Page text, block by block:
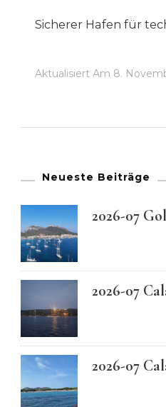
Sicherer Hafen für
Aktualisiert Am 8.
Neueste Beiträge
2026-07
2026-07
2026-07